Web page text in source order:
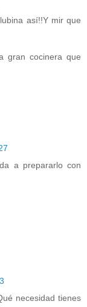
así!!Y mir que
gran cocinera que
a prepararlo con
necesidad tienes